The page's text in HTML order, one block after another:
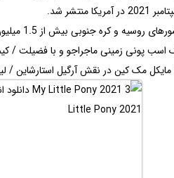
پونی زمینی ماجراجو و با فضیلت /
/ مایکل مک کین در نقش آرگیل استارشاین /